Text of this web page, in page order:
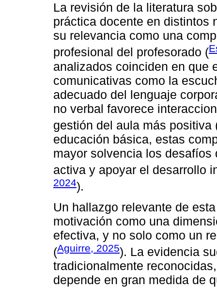
La revisión de la literatura
práctica docente en distintos
su relevancia como una
profesional del profesorado (
analizados coinciden en que
comunicativas como la
adecuado del lenguaje
no verbal favorece
gestión del aula más positiva
educación básica, estas
mayor solvencia los
activa y apoyar el desarrollo
2024).
Un hallazgo relevante de
motivación como una
efectiva, y no solo como un
(Aguirre, 2025). La evidencia
tradicionalmente
depende en gran medida de